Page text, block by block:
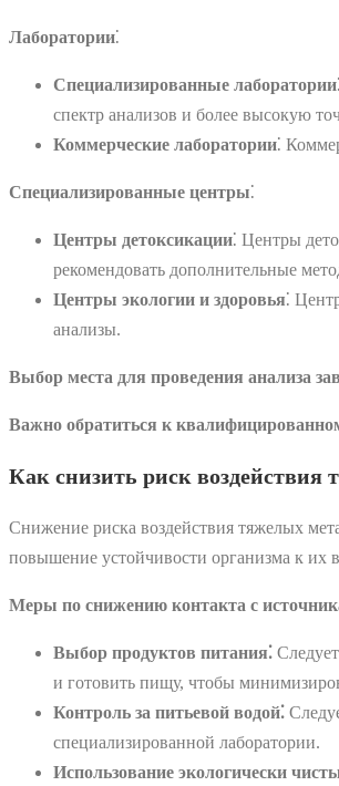
Лаборатории⁚
Специализированные лаборатории
спектр анализов и более высокую
Коммерческие лаборатории⁚
Специализированные центры⁚
Центры детоксикации⁚ Центры
рекомендовать дополнительные
Центры экологии и здоровья⁚
анализы.
Выбор места для проведения анализа
Важно обратиться к
Как снизить риск воздействия
Снижение риска воздействия тяжелых
повышение устойчивости организма к их
Меры по снижению контакта с
Выбор продуктов питания⁚
и готовить пищу, чтобы
Контроль за питьевой водой⁚
специализированной лаборатории.
Использование экологически